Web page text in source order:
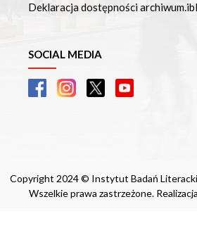
Deklaracja dostępności
SOCIAL MEDIA
Copyright 2024 © Instytut Badań
Wszelkie prawa zastrzeżone.